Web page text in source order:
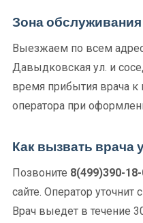
Зона обслуживания
Выезжаем по всем
Давыдковская ул. и
время прибытия врача к
оператора при
Как вызвать врача
Позвоните 8(499)390-
сайте. Оператор
Врач выедет в течение